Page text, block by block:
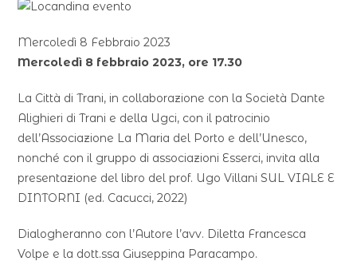
Mercoledì 8 Febbraio 2023
Mercoledì 8 febbraio 2023, ore 17.30
La Città di Trani, in collaborazione con la Società Dante
Alighieri di Trani e della Ugci, con il patrocinio
dell’Associazione La Maria del Porto e dell’Unesco,
nonché con il gruppo di associazioni Esserci, invita alla
presentazione del libro del prof. Ugo Villani SUL VIALE E
DINTORNI (ed. Cacucci, 2022)
Dialogheranno con l’Autore l’avv. Diletta Francesca
Volpe e la dott.ssa Giuseppina Paracampo.